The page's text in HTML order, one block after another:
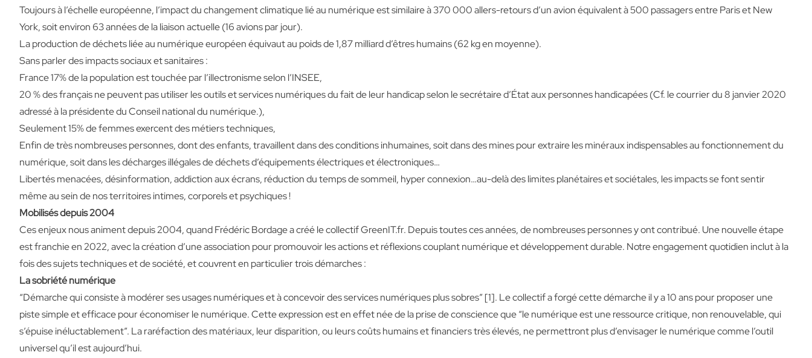
Toujours à l’échelle européenne, l’impact du changement climatique lié au numérique est similaire à 370 000 allers-retours d’un avion équivalent à 500 passagers entre Paris et New
York, soit environ 63 années de la liaison actuelle (16 avions par jour).
La production de déchets liée au numérique européen équivaut au poids de 1,87 milliard d’êtres humains (62 kg en moyenne).
Sans parler des impacts sociaux et sanitaires :
France17% de la population est touchée par l’illectronisme selon l’INSEE,
20 % des français ne peuvent pas utiliser les outils et services numériques du fait de leur handicap selon le secrétaire d’État aux personnes handicapées (Cf. le courrier du 8 janvier 2020
adressé à la présidente du Conseil national du numérique.),
Seulement15% de femmes exercent des métiers techniques,
Enfin de très nombreuses personnes, dont des enfants, travaillent dans des conditions inhumaines, soit dans des mines pour extraire les minéraux indispensables au fonctionnement du
numérique, soit dans les décharges illégales de déchets d’équipements électriques et électroniques…
Libertés menacées, désinformation, addiction aux écrans, réduction du temps de sommeil, hyper connexion…au-delà des limites planétaires et sociétales, les impacts se font sentir
même au sein de nos territoires intimes, corporels et psychiques !
Mobilisés depuis 2004
Ces enjeux nous animent depuis 2004, quand Frédéric Bordage a créé le collectif GreenIT.fr. Depuis toutes ces années,de nombreuses personnes y ont contribué. Une nouvelle étape
est franchie en 2022, avec la création d’une association pour promouvoir les actions et réflexions couplant numérique et développement durable. Notre engagement quotidien inclut à la
fois des sujets techniques et de société, et couvrent en particulier trois démarches :
La sobriété numérique
“Démarche qui consiste à modérer ses usages numériques et à concevoir des services numériques plus sobres” [1]. Le collectif a forgé cette démarche il y a 10 ans pour proposer une
piste simple et efficace pour économiser le numérique. Cette expression est en effet née de la prise de conscience que “le numérique est une ressource critique, non renouvelable, qui
s’épuise inéluctablement”. La raréfaction des matériaux, leur disparition, ou leurs coûts humains et financiers très élevés, ne permettront plus d’envisager le numérique comme l’outil
universel qu’il est aujourd’hui.